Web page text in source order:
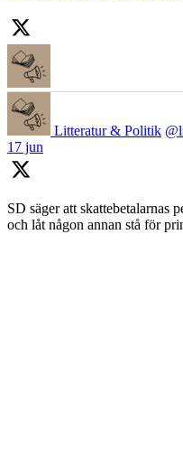
Litteratur & Politik
17 jun
SD säger att skattebetalarnas
och låt någon annan stå för